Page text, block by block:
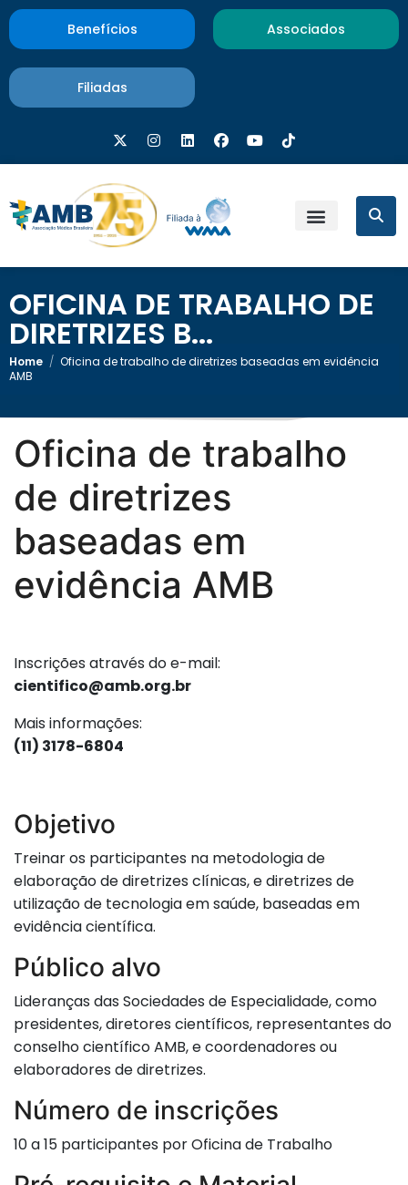
Benefícios Associados
Filiadas
OFICINA DE TRABALHO DE
DIRETRIZES B...
Home / Oficina de trabalho de diretrizes baseadas em evidência
AMB
Oficina de trabalho
de diretrizes
baseadas em
evidência AMB
Inscrições através do e-mail:
cientifico@amb.org.br
Mais informações:
(11) 3178-6804
Objetivo
Treinar os participantes na metodologia de
elaboração de diretrizes clínicas, e diretrizes de
utilização de tecnologia em saúde, baseadas em
evidência científica.
Público alvo
Lideranças das Sociedades de Especialidade, como
presidentes, diretores científicos, representantes do
conselho científico AMB, e coordenadores ou
elaboradores de diretrizes.
Número de inscrições
10 a 15 participantes por Oficina de Trabalho